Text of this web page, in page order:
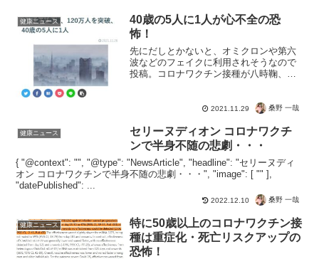
健康ニュース
40歳の5人に1人が心不全の恐
怖！
先にだしとかないと、オミクロンや第六
波などのフェイクに利用されそうなので
投稿。コロナワクチン接種が八時鞠、心
ったく関係ないので。海外でも若い人が
2021.11.29 桑野 一哉
健康ニュース
セリーヌディオン コロナワクチ
ンで半身不随の悲劇・・・
{ "@context": "", "@type": "NewsArticle", "headline": "セリーヌディ
オン コロナワクチンで半身不随の悲劇・・・", "image": [ "" ],
"datePublished": ...
2022.12.10 桑野 一哉
健康ニュース
特に50歳以上のコロナワクチン接
種は重症化・死亡リスクアップの
恐怖！